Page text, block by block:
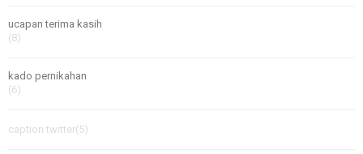
ucapan terima kasih
(8)
kado pernikahan
(6)
caption twitter(5)